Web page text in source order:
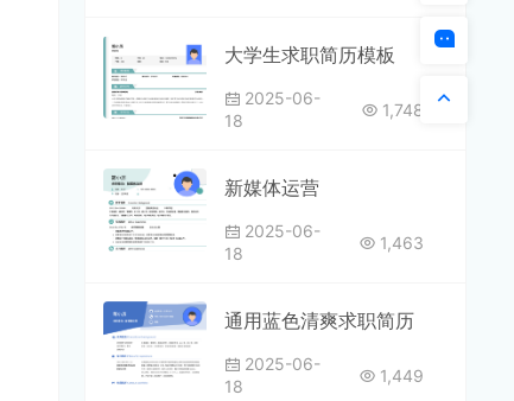
大学生求职简历模板
2025-06-
18
1,748
新媒体运营
2025-06-
18
1,463
通用蓝色清爽求职简历
2025-06-
18
1,449